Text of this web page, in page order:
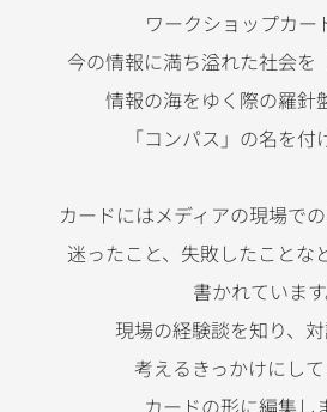
ワークショップカー
今の情報に満ち溢れた社会を
情報の海をゆく際の羅針
「コンパス」の名を付
カードにはメディアの現場での
迷ったこと、 失敗したことな
書かれています
現場の経験談を知り、
考えるきっかけにし
カードの形に編集し